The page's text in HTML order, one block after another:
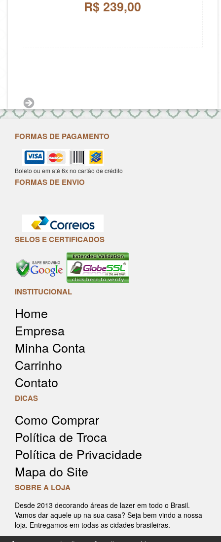
R$ 239,00
FORMAS DE PAGAMENTO
Boleto ou em até 6x no cartão de crédito
FORMAS DE ENVIO
SELOS E CERTIFICADOS
INSTITUCIONAL
Home
Empresa
Minha Conta
Carrinho
Contato
DICAS
Como Comprar
Política de Troca
Política de Privacidade
Mapa do Site
SOBRE A LOJA
Desde 2013 decorando áreas de lazer em todo o Brasil.
Vamos dar aquele up na sua casa? Seja bem vindo a nossa
loja. Entregamos em todas as cidades brasileiras.